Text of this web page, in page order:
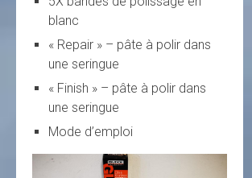
blanc
« Repair » – pâte à polir dans
une seringue
« Finish » – pâte à polir dans
une seringue
Mode d’emploi